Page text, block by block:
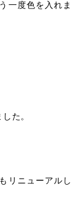
一度色を入れま
た。
リニューアルし